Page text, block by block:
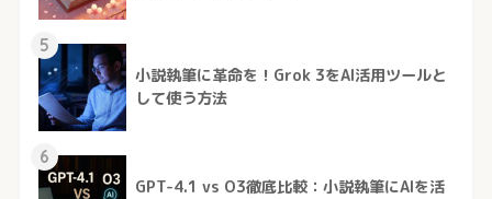
5
小説執筆に革命を！Grok 3をAI活用ツールと
して使う方法
6
GPT-4.1 vs O3徹底比較：小説執筆にAIを活